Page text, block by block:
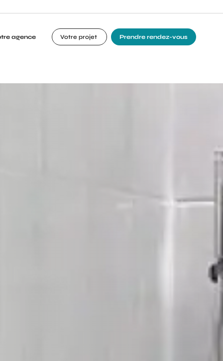
agence Votre projet Prendre rendez-vous